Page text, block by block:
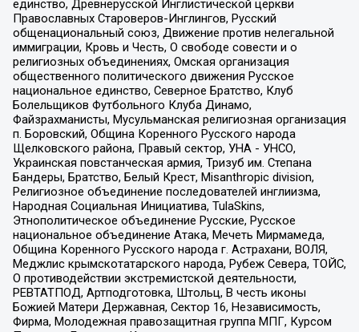
единство, Древнерусской Инглистической церкви
Православных Староверов-Инглингов, Русский
общенациональный союз, Движение против нелегальной
иммиграции, Кровь и Честь, О свободе совести и о
религиозных объединениях, Омская организация
общественного политического движения Русское
национальное единство, Северное Братство, Клуб
Болельщиков Футбольного Клуба Динамо,
Файзрахманисты, Мусульманская религиозная организация
п. Боровский, Община Коренного Русского народа
Щелковского района, Правый сектор, УНА - УНСО,
Украинская повстанческая армия, Тризуб им. Степана
Бандеры, Братство, Белый Крест, Misanthropic division,
Религиозное объединение последователей инглиизма,
Народная Социальная Инициатива, TulaSkins,
Этнополитическое объединение Русские, Русское
национальное объединение Атака, Мечеть Мирмамеда,
Община Коренного Русского народа г. Астрахани, ВОЛЯ,
Меджлис крымскотатарского народа, Рубеж Севера, ТОЙС,
О противодействии экстремистской деятельности,
РЕВТАТПОД, Артподготовка, Штольц, В честь иконы
Божией Матери Державная, Сектор 16, Независимость,
Фирма, Молодежная правозащитная группа МПГ, Курсом